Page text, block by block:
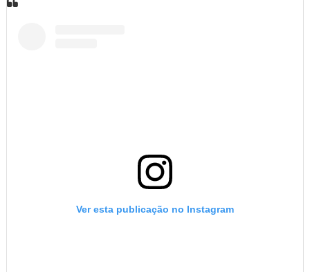
Ver esta publicação no Instagram